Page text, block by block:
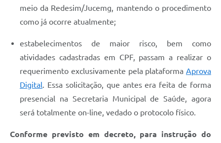
meio da Redesim/Jucemg, mantendo o procedimento
como já ocorre atualmente;
estabelecimentos de maior risco, bem como
atividades cadastradas em CPF, passam a realizar o
requerimento exclusivamente pela plataforma Aprova
Digital. Essa solicitação, que antes era feita de forma
presencial na Secretaria Municipal de Saúde, agora
será totalmente on-line, vedado o protocolo físico.
Conforme previsto em decreto, para instrução do